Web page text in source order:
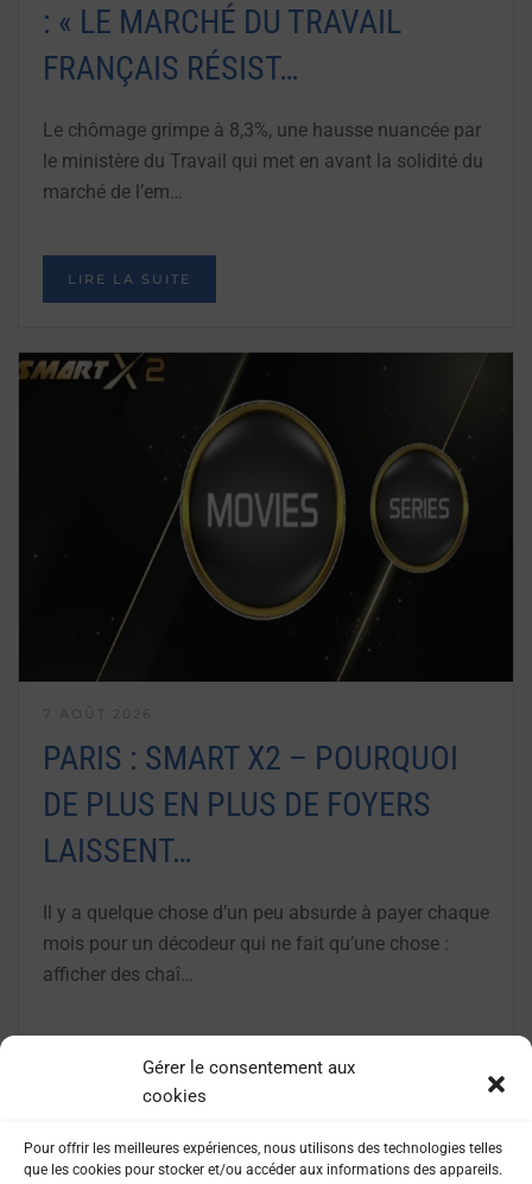
Gérer le consentement aux
cookies
Pour offrir les meilleures expériences, nous utilisons des technologies telles
que les cookies pour stocker et/ou accéder aux informations des appareils.
: « LE MARCHÉ DU TRAVAIL
FRANÇAIS RÉSIST…
Le chômage grimpe à 8,3%, une hausse nuancée par
le ministère du Travail qui met en avant la solidité du
marché de l’em…
LIRE LA SUITE
PARIS : SMART X2 – POURQUOI
DE PLUS EN PLUS DE FOYERS
LAISSENT…
Il y a quelque chose d’un peu absurde à payer chaque
mois pour un décodeur qui ne fait qu’une chose :
afficher des chaî…
LIRE LA SUITE